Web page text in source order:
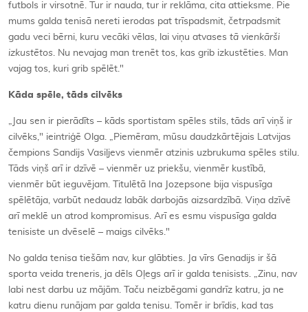
futbols ir virsotnē. Tur ir nauda, tur ir reklāma, cita attieksme. Pie
mums galda tenisā nereti ierodas pat trīspadsmit, četrpadsmit
gadu veci bērni, kuru vecāki vēlas, lai viņu atvases tā vienkārši
izkustētos. Nu nevajag man trenēt tos, kas grib izkustēties. Man
vajag tos, kuri grib spēlēt."
Kāda spēle, tāds cilvēks
„Jau sen ir pierādīts – kāds sportistam spēles stils, tāds arī viņš ir
cilvēks," ieintriģē Olga. „Piemēram, mūsu daudzkārtējais Latvijas
čempions Sandijs Vasiļjevs vienmēr atzinis uzbrukuma spēles stilu.
Tāds viņš arī ir dzīvē – vienmēr uz priekšu, vienmēr kustībā,
vienmēr būt ieguvējam. Titulētā Ina Jozepsone bija vispusīga
spēlētāja, varbūt nedaudz labāk darbojās aizsardzībā. Viņa dzīvē
arī meklē un atrod kompromisus. Arī es esmu vispusīga galda
tenisiste un dvēselē – maigs cilvēks."
No galda tenisa tiešām nav, kur glābties. Ja vīrs Genadijs ir šā
sporta veida treneris, ja dēls Oļegs arī ir galda tenisists. „Zinu, nav
labi nest darbu uz mājām. Taču neizbēgami gandrīz katru, ja ne
katru dienu runājam par galda tenisu. Tomēr ir brīdis, kad tas